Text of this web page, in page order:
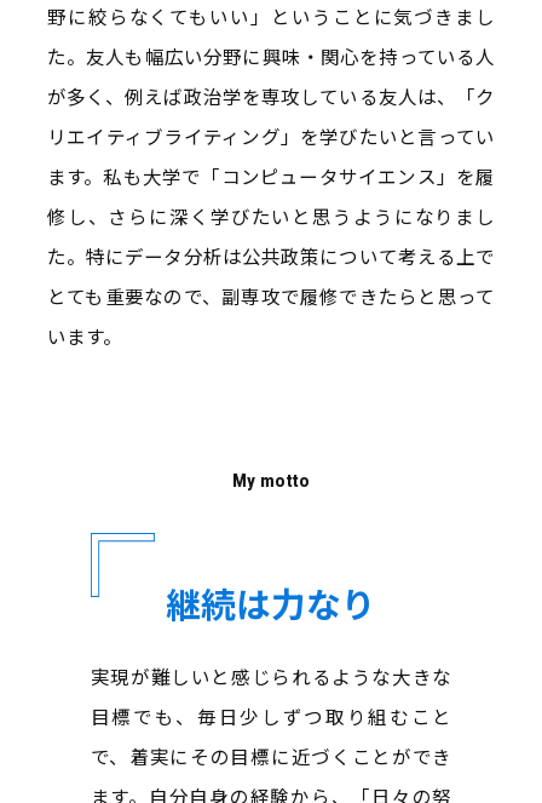
野に絞らなくてもいい」ということに気づきまし
た。友人も幅広い分野に興味・関心を持っている人
が多く、例えば政治学を専攻している友人は、「ク
リエイティブライティング」を学びたいと言ってい
ます。私も大学で「コンピュータサイエンス」を履
修し、さらに深く学びたいと思うようになりまし
た。特にデータ分析は公共政策について考える上で
とても重要なので、副専攻で履修できたらと思って
います。
My motto
継続は力なり
実現が難しいと感じられるような大きな
目標でも、毎日少しずつ取り組むこと
で、着実にその目標に近づくことができ
ます。自分自身の経験から、「日々の努